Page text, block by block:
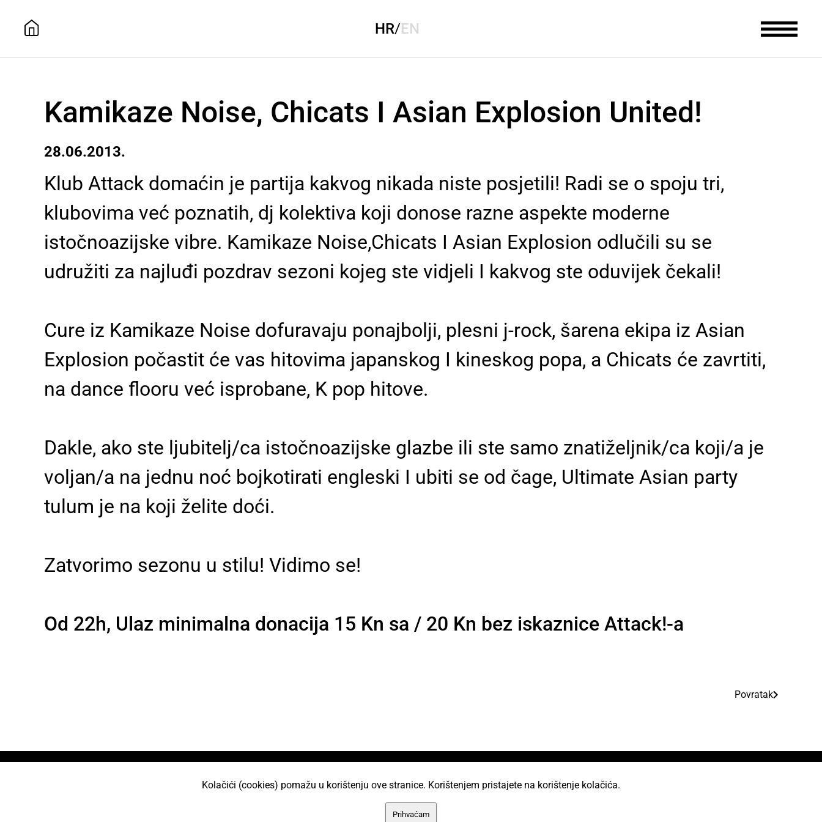
HR/EN
Kamikaze Noise, Chicats I Asian Explosion United!
28.06.2013.
Klub Attack domaćin je partija kakvog nikada niste posjetili! Radi se o spoju tri,
klubovima već poznatih, dj kolektiva koji donose razne aspekte moderne
istočnoazijske vibre. Kamikaze Noise,Chicats I Asian Explosion odlučili su se
udružiti za najluđi pozdrav sezoni kojeg ste vidjeli I kakvog ste oduvijek čekali!
Cure iz Kamikaze Noise dofuravaju ponajbolji, plesni j-rock, šarena ekipa iz Asian
Explosion počastit će vas hitovima japanskog I kineskog popa, a Chicats će zavrtiti,
na dance flooru već isprobane, K pop hitove.
Dakle, ako ste ljubitelj/ca istočnoazijske glazbe ili ste samo znatiželjnik/ca koji/a je
voljan/a na jednu noć bojkotirati engleski I ubiti se od čage, Ultimate Asian party
tulum je na koji želite doći.
Zatvorimo sezonu u stilu! Vidimo se!
Od 22h, Ulaz minimalna donacija 15 Kn sa / 20 Kn bez iskaznice Attack!-a
Povratak
Učlani seProjekti
Kolačići (cookies) pomažu u korištenju ove stranice. Korištenjem pristajete na korištenje kolačića.
Prihvaćam